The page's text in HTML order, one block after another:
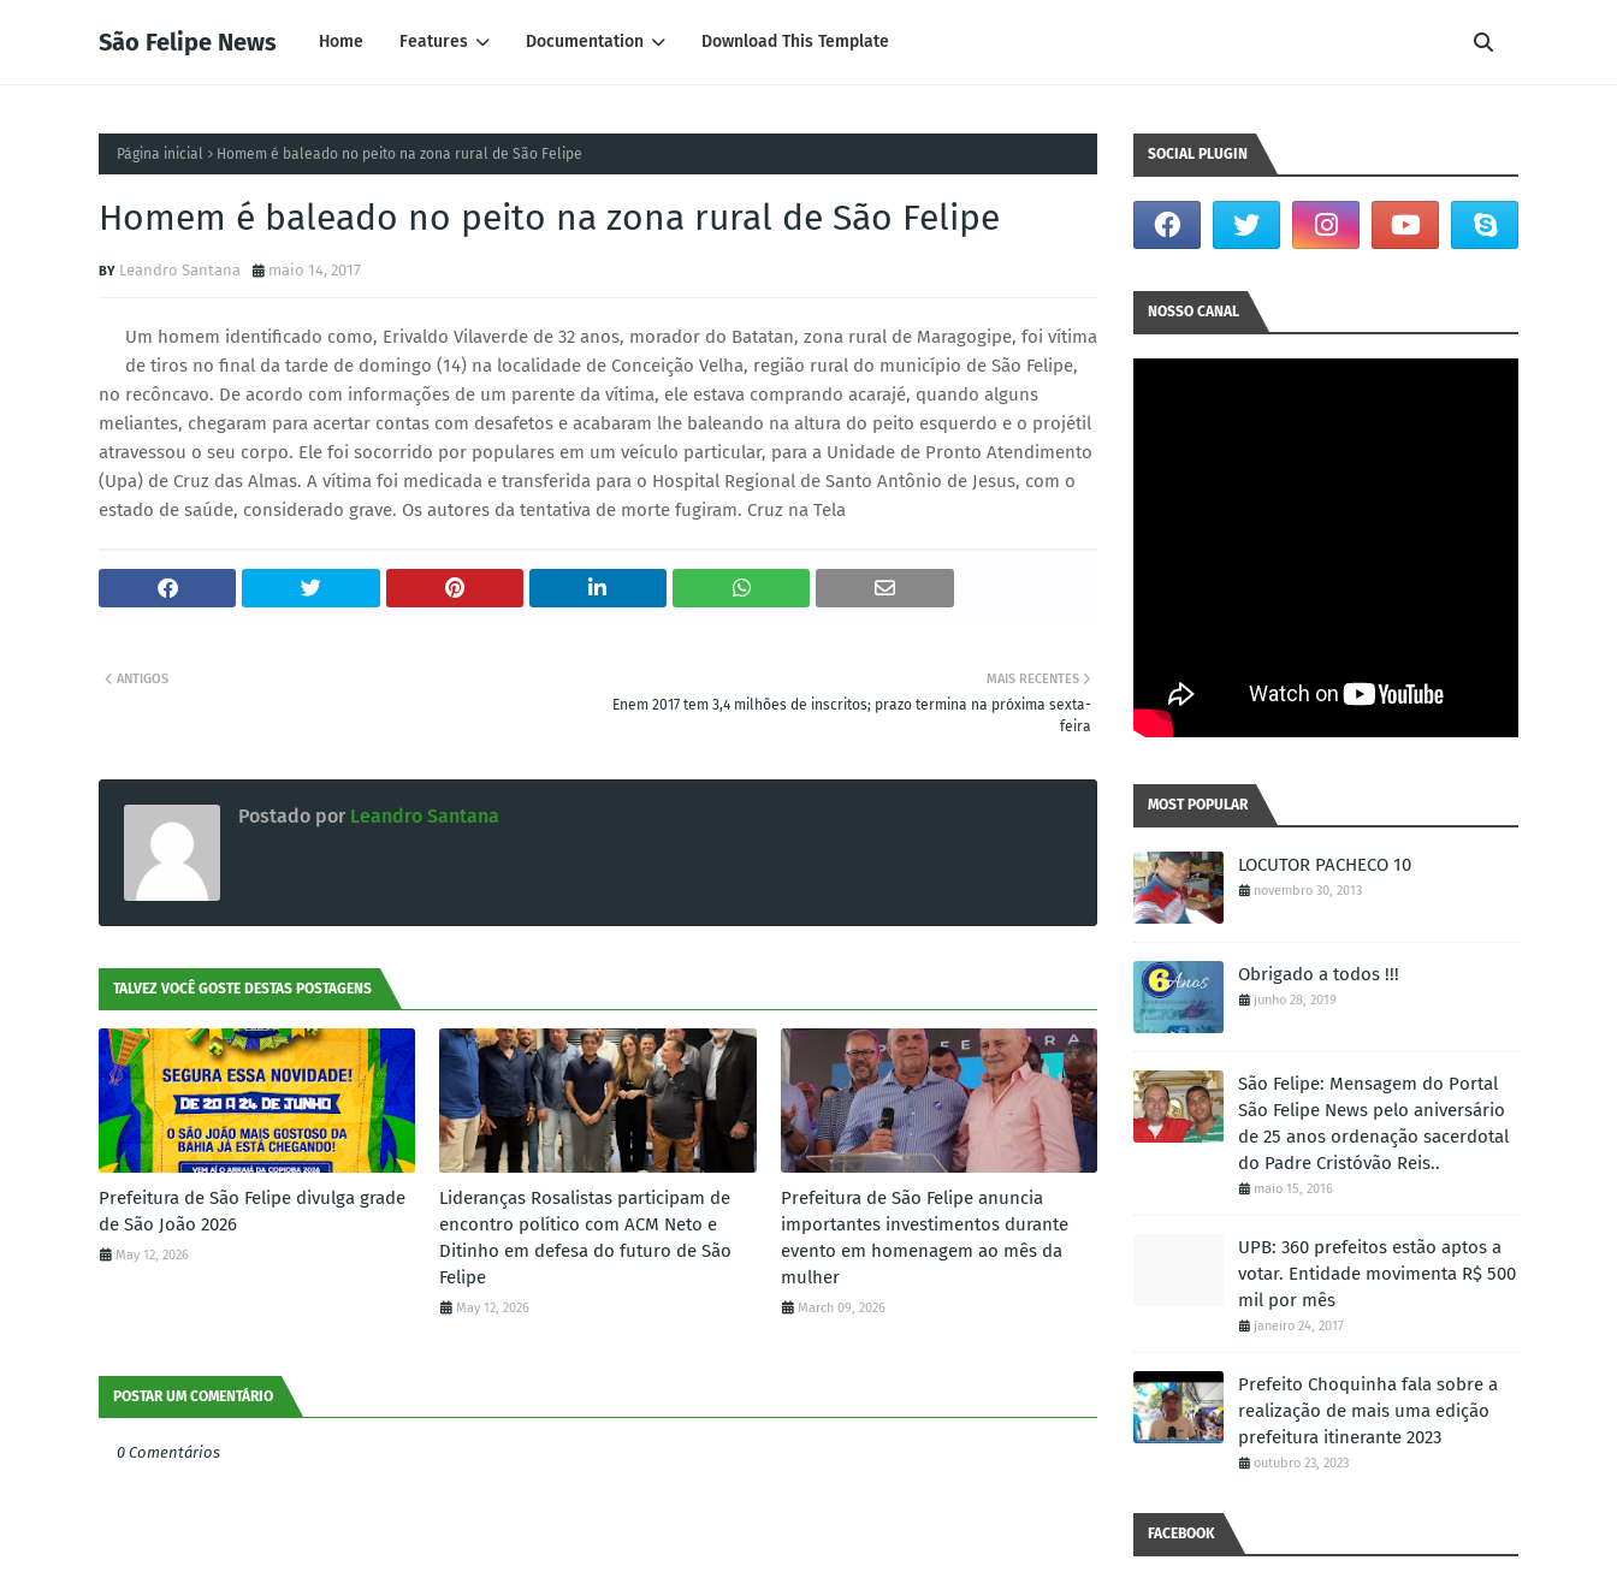
São Felipe News Home Features Documentation Download This Template
Página inicial Homem é baleado no peito na zona rural de São Felipe
Homem é baleado no peito na zona rural de São Felipe
Leandro Santana maio 14, 2017
Um homem identificado como, Erivaldo Vilaverde de 32 anos, morador do Batatan, zona rural de Maragogipe, foi vítima
de tiros no final da tarde de domingo (14) na localidade de Conceição Velha, região rural do município de São Felipe,
no recôncavo. De acordo com informações de um parente da vítima, ele estava comprando acarajé, quando alguns
meliantes, chegaram para acertar contas com desafetos e acabaram lhe baleando na altura do peito esquerdo e o projétil
atravessou o seu corpo. Ele foi socorrido por populares em um veículo particular, para a Unidade de Pronto Atendimento
(Upa) de Cruz das Almas. A vítima foi medicada e transferida para o Hospital Regional de Santo Antônio de Jesus, com o
estado de saúde, considerado grave. Os autores da tentativa de morte fugiram. Cruz na Tela
MAIS RECENTES
Enem 2017 tem 3,4 milhões de inscritos; prazo termina na próxima sexta-
feira
ANTIGOS
Postado por Leandro Santana
TALVEZ VOCÊ GOSTE DESTAS POSTAGENS
Prefeitura de São Felipe divulga grade
de São João 2026
May 12, 2026
Lideranças Rosalistas participam de
encontro político com ACM Neto e
Ditinho em defesa do futuro de São
Felipe
May 12, 2026
Prefeitura de São Felipe anuncia
importantes investimentos durante
evento em homenagem ao mês da
mulher
March 09, 2026
POSTAR UM COMENTÁRIO
0 Comentários
SOCIAL PLUGIN
NOSSO CANAL
MOST POPULAR
LOCUTOR PACHECO 10
novembro 30, 2013
Obrigado a todos !!!
junho 28, 2019
São Felipe: Mensagem do Portal
São Felipe News pelo aniversário
de 25 anos ordenação sacerdotal
do Padre Cristóvão Reis..
maio 15, 2016
UPB: 360 prefeitos estão aptos a
votar. Entidade movimenta R$ 500
mil por mês
janeiro 24, 2017
Prefeito Choquinha fala sobre a
realização de mais uma edição
prefeitura itinerante 2023
outubro 23, 2023
FACEBOOK